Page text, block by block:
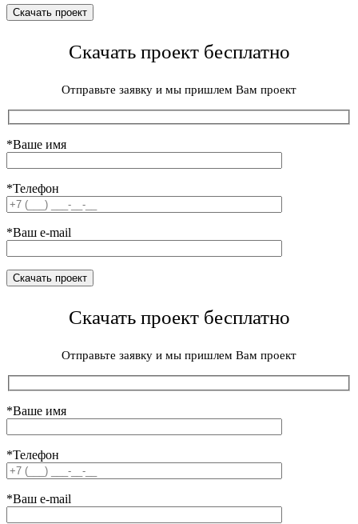
Скачать проект бесплатно
Отправьте заявку и мы пришлем Вам проект
*Ваше имя
*Телефон
*Ваш e-mail
Скачать проект бесплатно
Отправьте заявку и мы пришлем Вам проект
*Ваше имя
*Телефон
*Ваш e-mail